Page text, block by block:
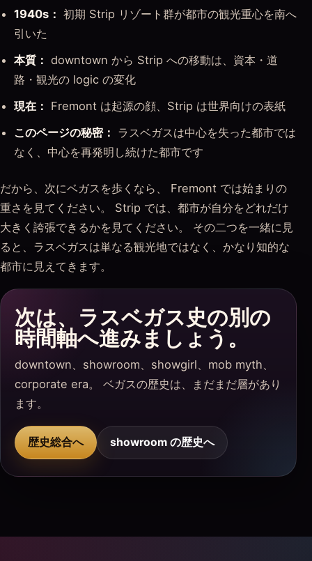
1940s： 初期 Strip リゾート群が都市の観光重心を南へ
引いた
本質： downtown から Strip への移動は、資本・道
路・観光の logic の変化
現在： Fremont は起源の顔、Strip は世界向けの表紙
このページの秘密： ラスベガスは中心を失った都市では
なく、中心を再発明し続けた都市です
だから、次にベガスを歩くなら、 Fremont では始まりの
重さを見てください。 Strip では、都市が自分をどれだけ
大きく誇張できるかを見てください。 その二つを一緒に見
ると、ラスベガスは単なる観光地ではなく、かなり知的な
都市に見えてきます。
次は、ラスベガス史の別の
時間軸へ進みましょう。
downtown、showroom、showgirl、mob myth、
corporate era。 ベガスの歴史は、まだまだ層があり
ます。
歴史総合へ showroom の歴史へ